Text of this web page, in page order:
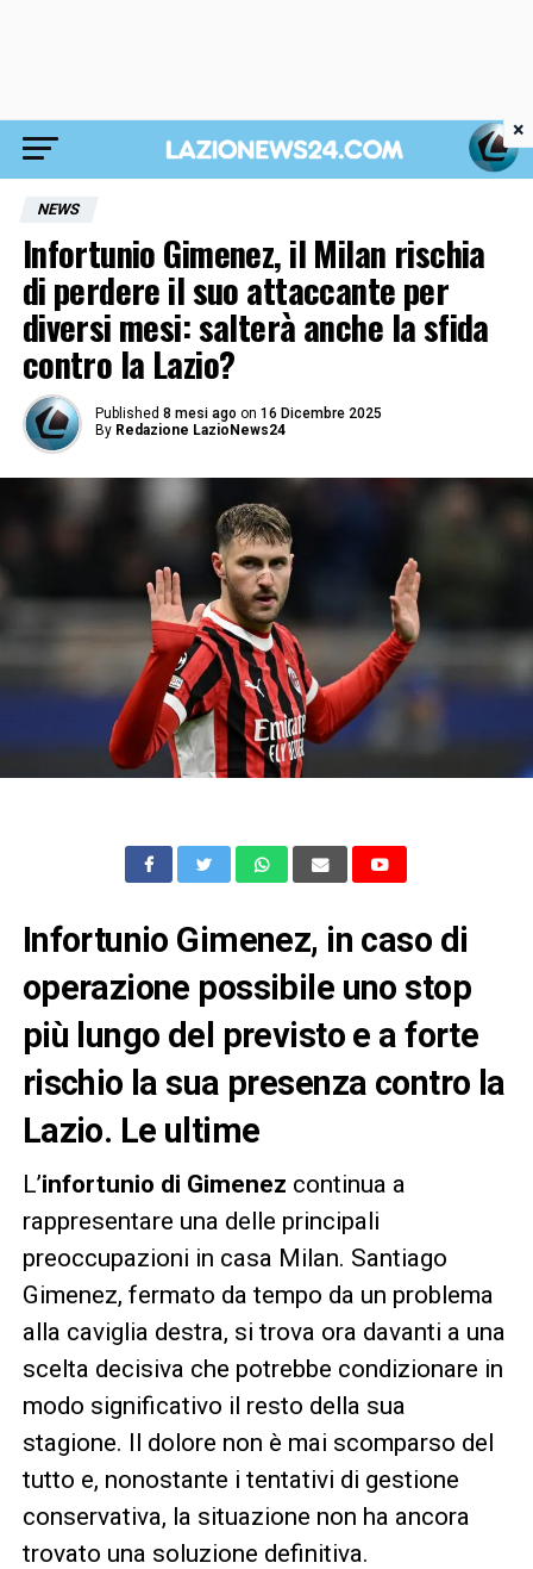
NEWS
Infortunio Gimenez, il Milan rischia
di perdere il suo attaccante per
diversi mesi: salterà anche la sfida
contro la Lazio?
Published 8 mesi ago on 16 Dicembre 2025
By Redazione LazioNews24
Infortunio Gimenez, in caso di
operazione possibile uno stop
più lungo del previsto e a forte
rischio la sua presenza contro la
Lazio. Le ultime
L’infortunio di Gimenez continua a
rappresentare una delle principali
preoccupazioni in casa Milan. Santiago
Gimenez, fermato da tempo da un problema
alla caviglia destra, si trova ora davanti a una
scelta decisiva che potrebbe condizionare in
modo significativo il resto della sua
stagione. Il dolore non è mai scomparso del
tutto e, nonostante i tentativi di gestione
conservativa, la situazione non ha ancora
trovato una soluzione definitiva.
×